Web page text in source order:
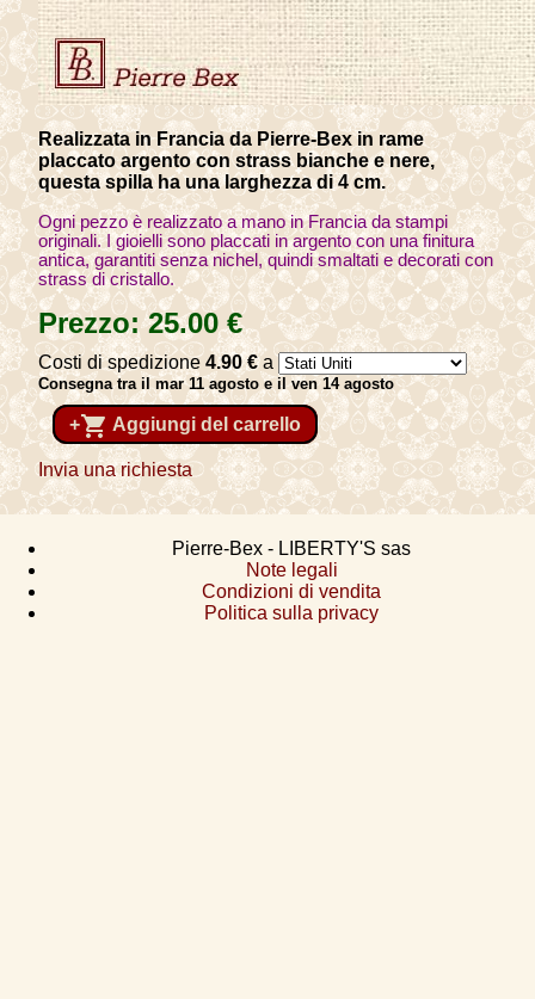
Realizzata in Francia da Pierre-Bex in rame
placcato argento con strass bianche e nere,
questa spilla ha una larghezza di 4 cm.
Ogni pezzo è realizzato a mano in Francia da stampi
originali. I gioielli sono placcati in argento con una finitura
antica, garantiti senza nichel, quindi smaltati e decorati con
strass di cristallo.
Prezzo:25.00€
Costi di spedizione4.90€a
Consegna tra il mar 11 agosto e il ven 14 agosto
+shopping_cart Aggiungi del carrello
Invia una richiesta
Pierre-Bex - LIBERTY'S sas
Note legali
Condizioni di vendita
Politica sulla privacy